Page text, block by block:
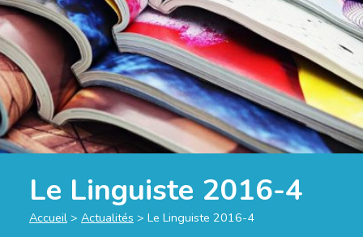
Le Linguiste 2016-4
Accueil > Actualités > Le Linguiste 2016-4